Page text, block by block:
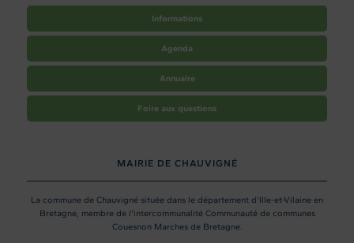
Informations
Agenda
Annuaire
Foire aux questions
MAIRIE DE CHAUVIGNÉ
La commune de Chauvigné située dans le département d'Ille-et-Vilaine en
Bretagne, membre de l'intercommunalité Communauté de communes
Couesnon Marches de Bretagne.